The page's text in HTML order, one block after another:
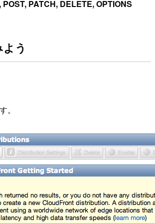
PATCH, DELETE, OPTIONS
う
。